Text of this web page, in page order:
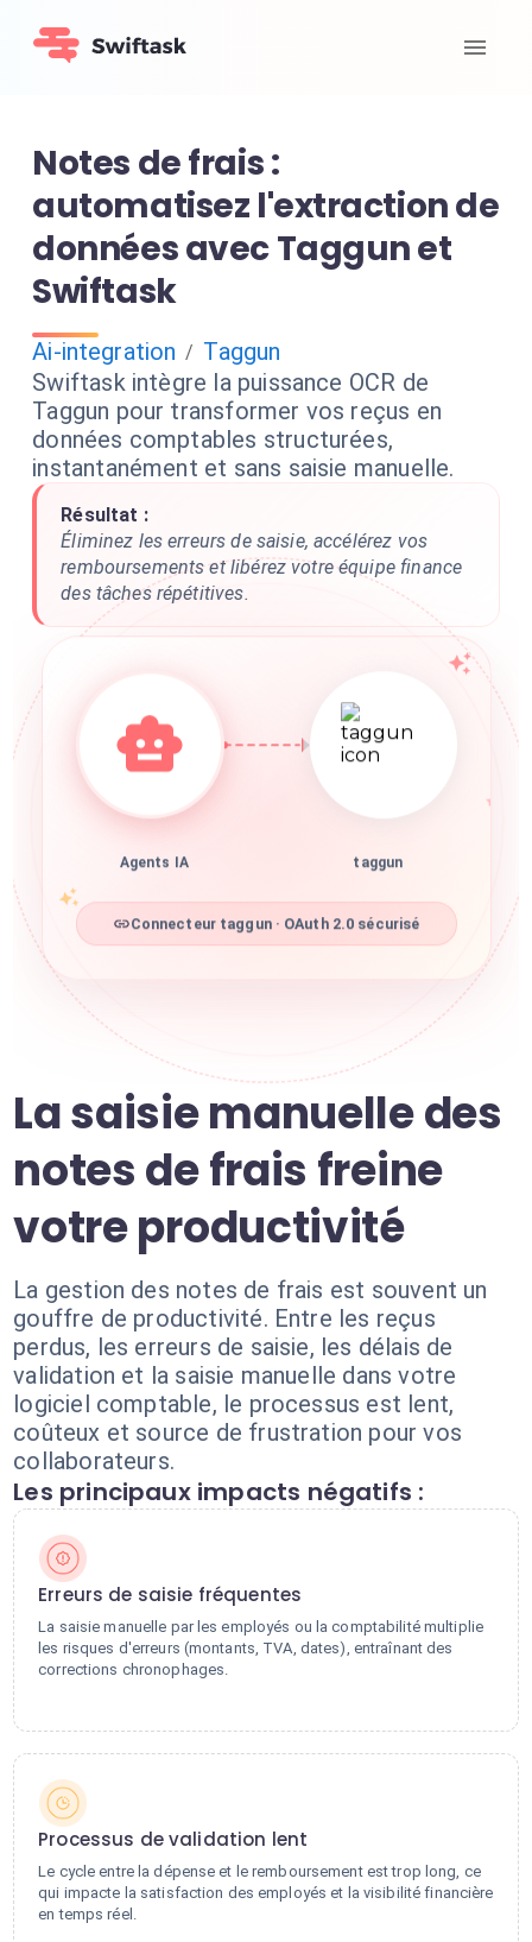
Notes de frais :
automatisez l'extraction de
données avec Taggun et
Swiftask
Ai-integration / Taggun
Swiftask intègre la puissance OCR de
Taggun pour transformer vos reçus en
données comptables structurées,
instantanément et sans saisie manuelle.
Résultat :
Éliminez les erreurs de saisie, accélérez vos
remboursements et libérez votre équipe finance
des tâches répétitives.
Agents IA taggun
Connecteur taggun · OAuth 2.0 sécurisé
La saisie manuelle des
notes de frais freine
votre productivité
La gestion des notes de frais est souvent un
gouffre de productivité. Entre les reçus
perdus, les erreurs de saisie, les délais de
validation et la saisie manuelle dans votre
logiciel comptable, le processus est lent,
coûteux et source de frustration pour vos
collaborateurs.
Les principaux impacts négatifs :
Erreurs de saisie fréquentes
La saisie manuelle par les employés ou la comptabilité multiplie
les risques d'erreurs (montants, TVA, dates), entraînant des
corrections chronophages.
Processus de validation lent
Le cycle entre la dépense et le remboursement est trop long, ce
qui impacte la satisfaction des employés et la visibilité financière
en temps réel.